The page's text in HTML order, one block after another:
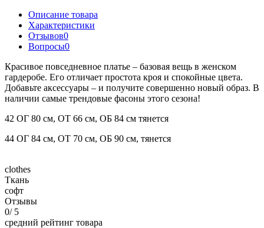
Описание товара
Характеристики
Отзывов0
Вопросы0
Красивое повседневное платье – базовая вещь в женском
гардеробе. Его отличает простота кроя и спокойные цвета.
Добавьте аксессуары – и получите совершенно новый образ. В
наличии самые трендовые фасоны этого сезона!
42 ОГ 80 см, ОТ 66 см, ОБ 84 см тянется
44 ОГ 84 см, ОТ 70 см, ОБ 90 см, тянется
clothes
Ткань
софт
Отзывы
0/ 5
средний рейтинг товара